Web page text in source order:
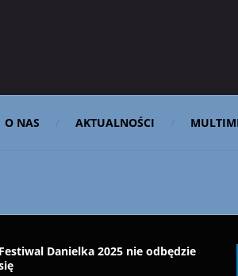
O NAS AKTUALNOŚCI
Festiwal Danielka 2025 nie odbędzie